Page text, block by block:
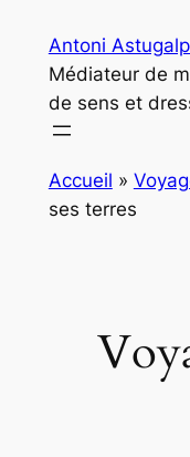
contenu
Antoni
Médiateur de
de sens et
Accueil »
ses terres